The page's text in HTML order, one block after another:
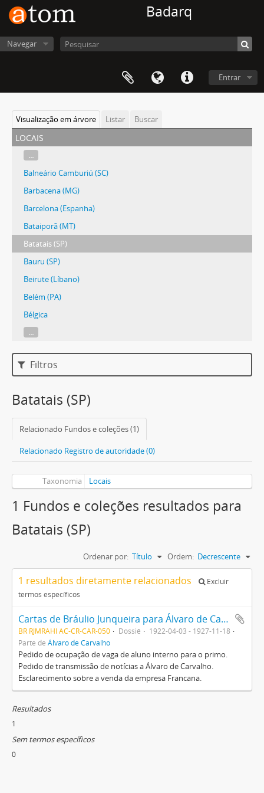
Badarq
Navegar
Entrar
Visualização em árvore Listar Buscar
locais
...
Balneário Camburiú (SC)
Barbacena (MG)
Barcelona (Espanha)
Bataiporã (MT)
Batatais (SP)
Bauru (SP)
Beirute (Líbano)
Belém (PA)
Bélgica
...
Filtros
Batatais (SP)
Relacionado Fundos e coleções (1)
Relacionado Registro de autoridade (0)
Taxonomia Locais
1 Fundos e coleções resultados para
Batatais (SP)
Ordenar por: Título Ordem: Decrescente
1 resultados diretamente relacionados
Excluir
termos específicos
Cartas de Bráulio Junqueira para Álvaro de Carvalho e Altino Arantes
BR RJMRAHI AC-CR-CAR-050 Dossiê
1922-04-03 - 1927-11-18
Parte de Álvaro de Carvalho
Pedido de ocupação de vaga de aluno interno para o primo.
Pedido de transmissão de notícias a Álvaro de Carvalho.
Esclarecimento sobre a venda da empresa Francana.
Resultados
1
Sem termos específicos
0